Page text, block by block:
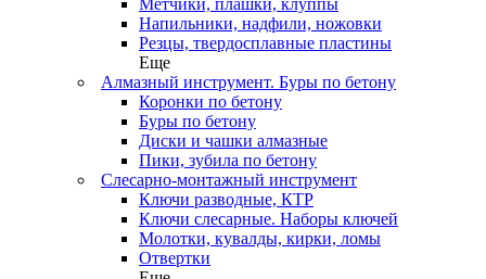
Напильники, надфили, ножовки
Резцы, твердосплавные пластины
Еще
Алмазный инструмент. Буры по бетону
Коронки по бетону
Буры по бетону
Диски и чашки алмазные
Пики, зубила по бетону
Слесарно-монтажный инструмент
Ключи разводные, КТР
Ключи слесарные. Наборы ключей
Молотки, кувалды, кирки, ломы
Отвертки